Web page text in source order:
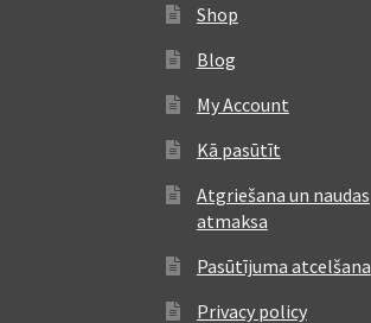
Shop
Blog
My Account
Kā pasūtīt
Atgriešana un naudas
atmaksa
Pasūtījuma atcelšana
Privacy policy